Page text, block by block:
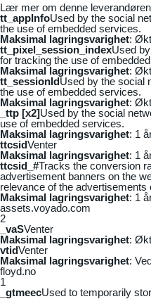
Lær mer om denne leverandøren
tt_appInfoUsed by the social
the use of embedded services.
Maksimal lagringsvarighet: Økt
tt_pixel_session_indexUsed
for tracking the use of
Maksimal lagringsvarighet: Økt
tt_sessionIdUsed by the social
the use of embedded services.
Maksimal lagringsvarighet: Økt
_ttp [x2]Used by the social
use of embedded services.
Maksimal lagringsvarighet: 1
ttcsidVenter
Maksimal lagringsvarighet: 1
ttcsid_#Tracks the conversion
advertisement banners on the
relevance of the advertisements
Maksimal lagringsvarighet: 1
assets.voyado.com
2
_vaSVenter
Maksimal lagringsvarighet: Økt
vtidVenter
Maksimal lagringsvarighet:
floyd.no
1
_gtmeecUsed to temporarily